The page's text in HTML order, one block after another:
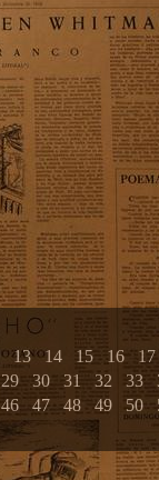
13 14 15 16
17
29 30 31 32 33
46 47 48 49 50